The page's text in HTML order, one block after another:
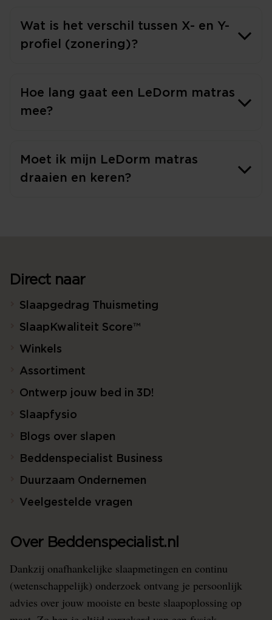
Wat is het verschil tussen X- en Y-
profiel (zonering)?
Hoe lang gaat een LeDorm matras
mee?
Moet ik mijn LeDorm matras
draaien en keren?
Direct naar
Slaapgedrag Thuismeting
SlaapKwaliteit Score™
Winkels
Assortiment
Ontwerp jouw bed in 3D!
Slaapfysio
Blogs over slapen
Beddenspecialist Business
Duurzaam Ondernemen
Veelgestelde vragen
Over Beddenspecialist.nl
Dankzij onafhankelijke slaapmetingen en continu
(wetenschappelijk) onderzoek ontvang je persoonlijk
advies over jouw mooiste en beste slaapoplossing op